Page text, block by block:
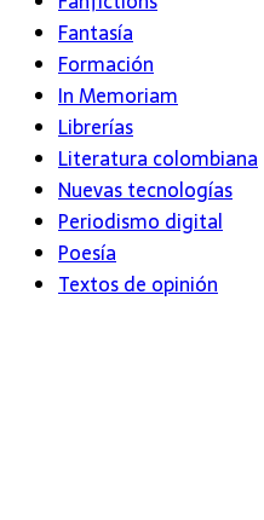
Fantasía
Formación
In Memoriam
Librerías
Literatura colombiana
Nuevas tecnologías
Periodismo digital
Poesía
Textos de opinión